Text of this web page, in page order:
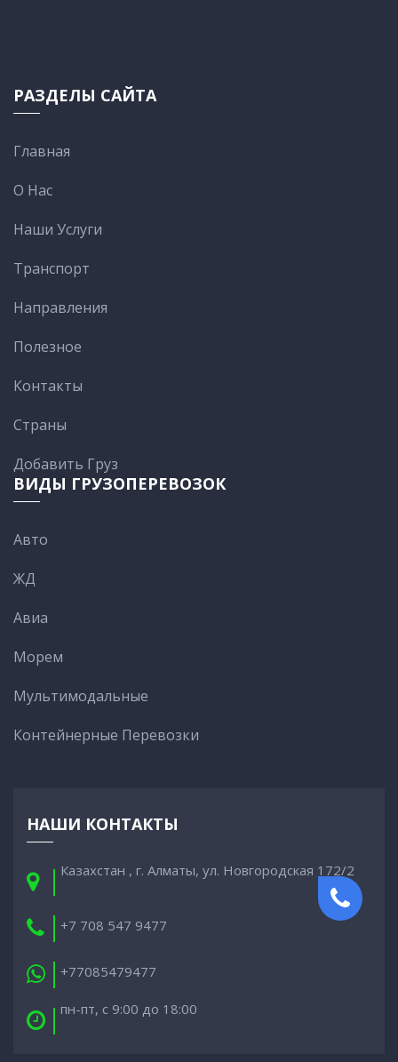
РАЗДЕЛЫ САЙТА
Главная
О Нас
Наши Услуги
Транспорт
Направления
Полезное
Контакты
Cтраны
Добавить Груз
ВИДЫ ГРУЗОПЕРЕВОЗОК
Авто
ЖД
Авиа
Морем
Мультимодальные
Контейнерные Перевозки
НАШИ КОНТАКТЫ
Казахстан , г. Алматы, ул. Новгородская 172/2
+7 708 547 9477
+77085479477
пн-пт, с 9:00 до 18:00